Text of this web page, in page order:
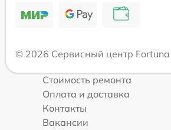
© 2026 Сервисный центр Fortuna
Стоимость ремонта
Оплата и доставка
Контакты
Вакансии